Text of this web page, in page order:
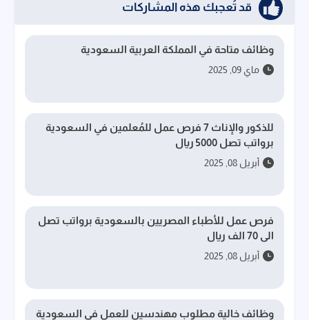
قد تُعجبك هذه المشاركات
وظائف متاحة في المملكة العربية السعودية
ماي 09, 2025
للذكور والإناث 7 فرص عمل للمُعلمين في السعودية
برواتب تصل 5000 ريال
أبريل 08, 2025
فرص عمل للأطباء المصريين بالسعودية برواتب تصل
الى 70 الف ريال
أبريل 08, 2025
وظائف خالية مطلوب مهندسين للعمل فى السعودية